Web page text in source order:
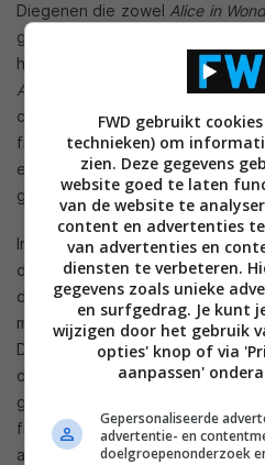
Diegenen die zowel Alice in
gezien hebben kunnen je
hetzelfde is. Terwijl de
Alice in Wonderland
concluderen de eerste reviews
film ‘de eerste film die
ervaring’. Terwijl het omzetten
geduurd heeft, was Clash
In-Three laat weten dat het
dienst heeft die 50 tot 75
dragen. Het kost het bedrijf
minuut om het converteren
Dat is natuurlijk belachelijk veel
of het niet goedkoper is om
gebruiken. Het voordeel om
film te doen is dat het de
artistieke controle geeft
FWD gebruikt
technieken) om
zien. Deze gegevens
website goed te laten
van de website te
content en advertenties
van advertenties en
diensten te verbeteren.
gegevens zoals unieke
en surfgedrag. Je kunt
wijzigen door het gebruik
opties' knop of via
aanpassen'
Gepersonaliseerde
advertentie- en
doelgroepenonderzoek